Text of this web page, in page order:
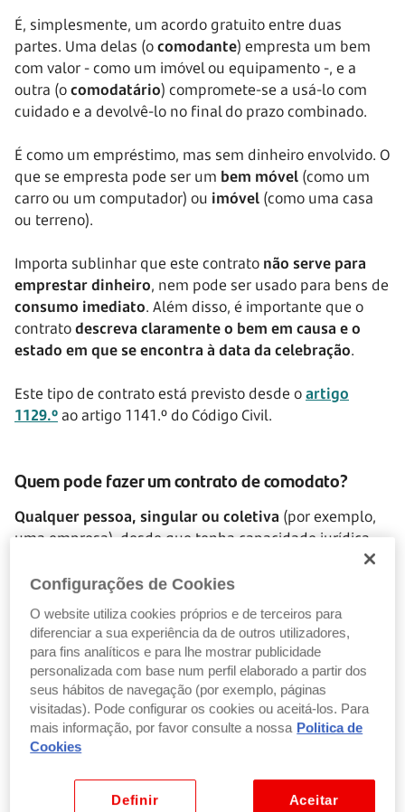
É, simplesmente, um acordo gratuito entre duas
partes. Uma delas (ocomodante) empresta um bem
com valor - como um imóvel ou equipamento -, e a
outra (ocomodatário) compromete-se a usá-lo com
cuidado e a devolvê-lo no final do prazo combinado.
É como um empréstimo, mas sem dinheiro envolvido. O
que se empresta pode ser um bem móvel (como um
carro ou um computador) ou imóvel (como uma casa
ou terreno).
Importa sublinhar que este contrato não serve para
emprestar dinheiro, nem pode ser usado para bens de
consumo imediato. Além disso, é importante que o
contratodescreva claramente o bem em causa e o
estado em que se encontra à data da celebração.
Este tipo de contrato está previsto desde oartigo
1129.ºao artigo 1141.º do Código Civil.
Quem pode fazer um contrato de comodato?
Qualquer pessoa, singular ou coletiva (por exemplo,
uma empresa), desde que tenha capacidade jurídica
para o fazer (ou seja, que tenha idade e discernimento
legal para celebrar contratos e assumir
detentor ou utilizador do bem (proprietário,
usufrutuário, etc.) e o comodatário deve comprometer-
se a usá-lo com responsabilidade e a devolvê-lo no fim
em plenas condições.
Como fazer um contrato de comodato?
Um contrato de comodato
bem feito deve incluir:
Configurações de Cookies
O website utiliza cookies próprios e de terceiros para
diferenciar a sua experiência da de outros utilizadores,
para fins analíticos e para lhe mostrar publicidade
personalizada com base num perfil elaborado a partir dos
seus hábitos de navegação (por exemplo, páginas
visitadas). Pode configurar os cookies ou aceitá-los. Para
mais informação, por favor consulte a nossa Politica de
Cookies
Aceitar
Definir